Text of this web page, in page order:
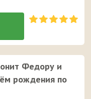
Федору и
рождения по